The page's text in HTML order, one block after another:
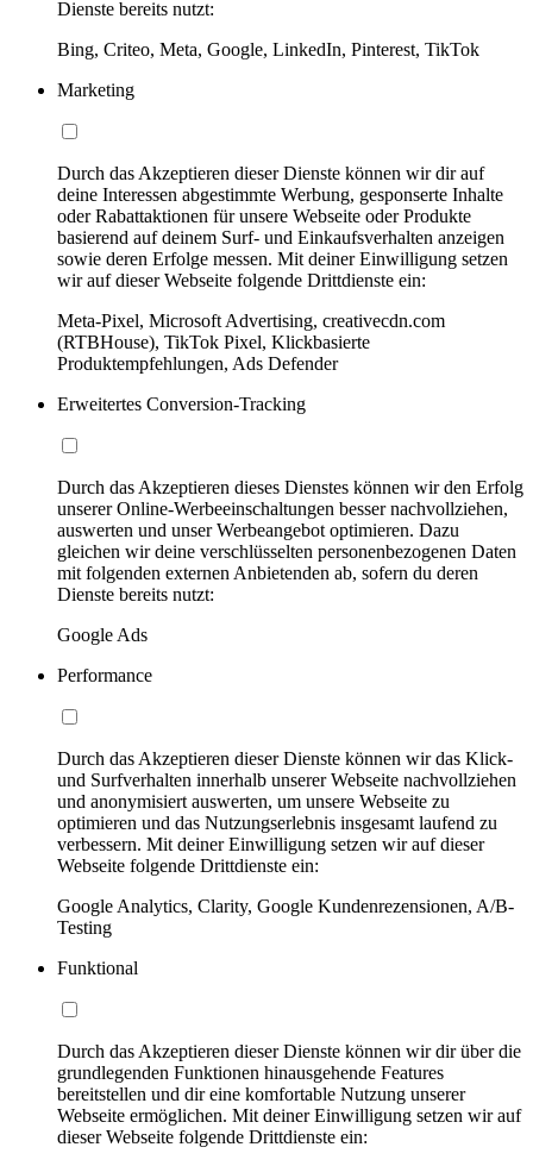
Dienste bereits nutzt:
Bing, Criteo, Meta, Google, LinkedIn, Pinterest, TikTok
Marketing
Durch das Akzeptieren dieser Dienste können wir dir auf
deine Interessen abgestimmte Werbung, gesponserte Inhalte
oder Rabattaktionen für unsere Webseite oder Produkte
basierend auf deinem Surf- und Einkaufsverhalten anzeigen
sowie deren Erfolge messen. Mit deiner Einwilligung setzen
wir auf dieser Webseite folgende Drittdienste ein:
Meta-Pixel, Microsoft Advertising, creativecdn.com
(RTBHouse), TikTok Pixel, Klickbasierte
Produktempfehlungen, Ads Defender
Erweitertes Conversion-Tracking
Durch das Akzeptieren dieses Dienstes können wir den Erfolg
unserer Online-Werbeeinschaltungen besser nachvollziehen,
auswerten und unser Werbeangebot optimieren. Dazu
gleichen wir deine verschlüsselten personenbezogenen Daten
mit folgenden externen Anbietenden ab, sofern du deren
Dienste bereits nutzt:
Google Ads
Performance
Durch das Akzeptieren dieser Dienste können wir das Klick-
und Surfverhalten innerhalb unserer Webseite nachvollziehen
und anonymisiert auswerten, um unsere Webseite zu
optimieren und das Nutzungserlebnis insgesamt laufend zu
verbessern. Mit deiner Einwilligung setzen wir auf dieser
Webseite folgende Drittdienste ein:
Google Analytics, Clarity, Google Kundenrezensionen, A/B-
Testing
Funktional
Durch das Akzeptieren dieser Dienste können wir dir über die
grundlegenden Funktionen hinausgehende Features
bereitstellen und dir eine komfortable Nutzung unserer
Webseite ermöglichen. Mit deiner Einwilligung setzen wir auf
dieser Webseite folgende Drittdienste ein: